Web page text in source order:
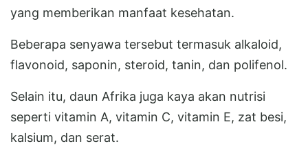
yang memberikan manfaat kesehatan.
Beberapa senyawa tersebut termasuk alkaloid,
flavonoid, saponin, steroid, tanin, dan polifenol.
Selain itu, daun Afrika juga kaya akan nutrisi
seperti vitamin A, vitamin C, vitamin E, zat besi,
kalsium, dan serat.